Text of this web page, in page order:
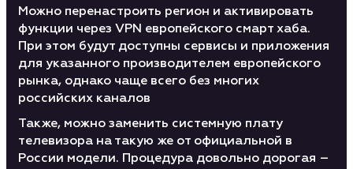
Можно перенастроить регион и активировать
функции через VPN европейского смарт хаба.
При этом будут доступны сервисы и приложения
для указанного производителем европейского
рынка, однако чаще всего без многих
российских каналов
Также, можно заменить системную плату
телевизора на такую же от официальной в
России модели. Процедура довольно дорогая –